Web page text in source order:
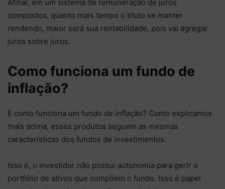
Afinal, em um sistema de remuneração de juros
compostos, quanto mais tempo o título se manter
rendendo, maior será sua rentabilidade, pois vai agregar
juros sobre juros.
Como funciona um fundo de
inflação?
E como funciona um fundo de inflação? Como explicamos
mais acima, esses produtos seguem as mesmas
características dos fundos de investimentos.
Isso é, o investidor não possui autonomia para gerir o
portfólio de ativos que compõem o fundo. Isso é papel